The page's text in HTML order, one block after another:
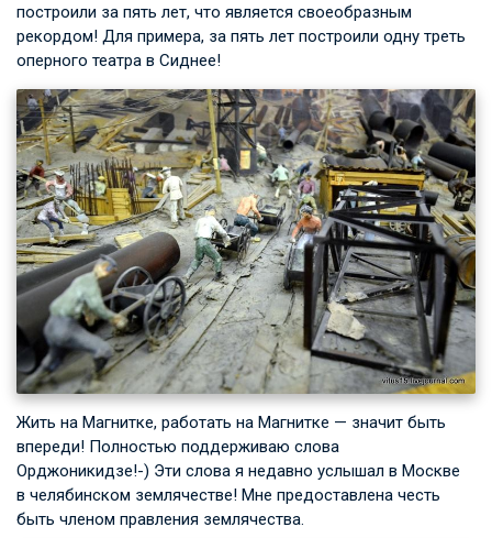
построили за пять лет, что является своеобразным
рекордом! Для примера, за пять лет построили одну треть
оперного театра в Сиднее!
Жить на Магнитке, работать на Магнитке — значит быть
впереди! Полностью поддерживаю слова
Орджоникидзе!-) Эти слова я недавно услышал в Москве
в челябинском землячестве! Мне предоставлена честь
быть членом правления землячества.